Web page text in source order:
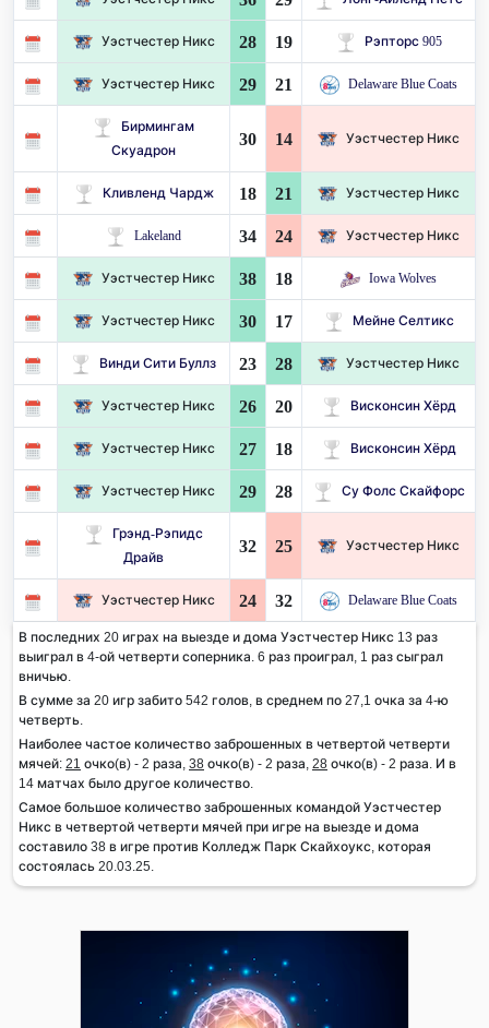
Уэстчестер Никс 28 19 Рэпторс 905
Уэстчестер Никс 29 21 Delaware Blue Coats
Бирмингам
Скуадрон
30 14 Уэстчестер Никс
Кливленд Чардж 18 21 Уэстчестер Никс
Lakeland 34 24 Уэстчестер Никс
Уэстчестер Никс 38 18 Iowa Wolves
Уэстчестер Никс 30 17 Мейне Селтикс
Винди Сити Буллз 23 28 Уэстчестер Никс
Уэстчестер Никс 26 20 Висконсин Хёрд
Уэстчестер Никс 27 18 Висконсин Хёрд
Уэстчестер Никс 29 28 Су Фолс Скайфорс
Грэнд-Рэпидс
Драйв
32 25 Уэстчестер Никс
Уэстчестер Никс 24 32 Delaware Blue Coats
В последних 20 играх на выезде и дома Уэстчестер Никс 13 раз
выиграл в 4-ой четверти соперника. 6 раз проиграл, 1 раз сыграл
вничью.
В сумме за 20 игр забито 542 голов, в среднем по 27,1 очка за 4-ю
четверть.
Наиболее частое количество заброшенных в четвертой четверти
мячей: 21 очко(в) - 2 раза, 38 очко(в) - 2 раза, 28 очко(в) - 2 раза. И в
14 матчах было другое количество.
Самое большое количество заброшенных командой Уэстчестер
Никс в четвертой четверти мячей при игре на выезде и дома
составило 38 в игре против Колледж Парк Скайхоукс, которая
состоялась 20.03.25.